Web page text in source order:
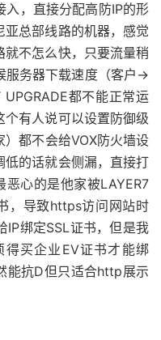
入，直接分配高防IP的形
总部线路的机器，感觉
不怎么快，只要流量稍
务器下载速度（客户->
都不能正常运
有人说可以设置防御级
都不会给VOX防火墙设
低的话就会侧漏，直接打
心的是他家被LAYER7
，导致https访问网站时
IP绑定SSL证书，但是我
买企业EV证书才能绑
能抗D但只适合http展示